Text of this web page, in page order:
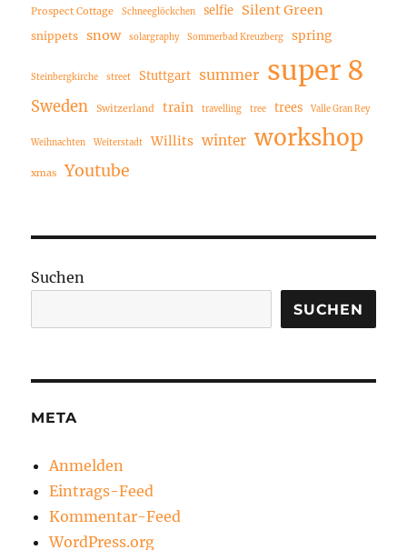
Prospect Cottage Schneeglöckchen selfie Silent Green
snippets snow solargraphy Sommerbad Kreuzberg spring
Steinbergkirche street Stuttgart summer super 8
Sweden Switzerland train travelling tree trees Valle Gran Rey
Weihnachten Weiterstadt Willits winter workshop
xmas Youtube
Suchen
SUCHEN
META
Anmelden
Eintrags-Feed
Kommentar-Feed
WordPress.org